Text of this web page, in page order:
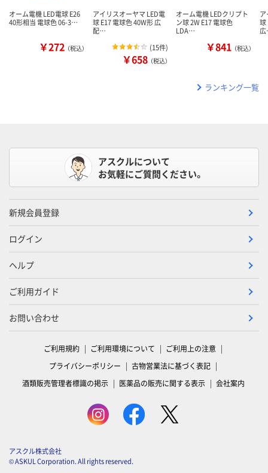
オーム電機 LED電球 E26
40形相当 電球色 06-3…
￥272 （税込）
アイリスオーヤマ LED電
球 E17 電球色 40W形 広
配…
(15件)
￥658 （税込）
オーム電機 LEDクリプト
ン球 2W E17 電球色
LDA…
￥841 （税込）
球
ランキング一覧
アスクルについて
お気軽にご質問ください。
新規会員登録
ログイン
ヘルプ
ご利用ガイド
お問い合わせ
ご利用規約 ご利用環境について
ご利用上の注意
プライバシーポリシー
古物営業法に基づく表記
酒類販売管理者標識の掲示
医薬品の販売に関する表示 会社案内
アスクル株式会社
© ASKUL Corporation. All rights reserved.